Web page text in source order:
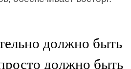
должно быть
должно быть